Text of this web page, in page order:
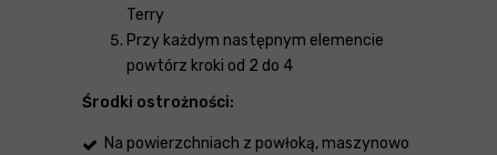
Terry
Przy każdym następnym elemencie
powtórz kroki od 2 do 4
Środki ostrożności:
Na powierzchniach z powłoką, maszynowo